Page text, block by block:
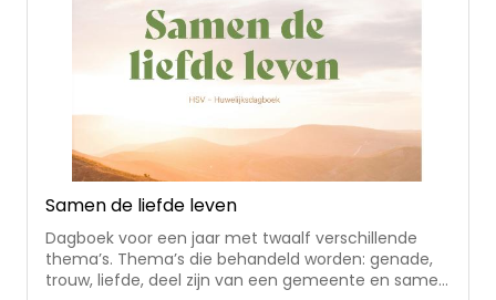
Samen de liefde leven
Dagboek voor een jaar met twaalf verschillende
thema’s. Thema’s die behandeld worden: genade,
trouw, liefde, deel zijn van een gemeente en samen